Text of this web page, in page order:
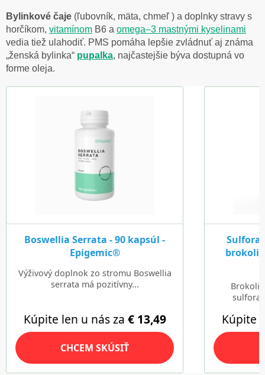
Bylinkové čaje (ľubovník, mäta, chmeľ ) a doplnky stravy s
horčíkom, vitamínom B6 a omega–3 mastnými kyselinami
vedia tiež ulahodiť. PMS pomáha lepšie zvládnuť aj známa
„ženská bylinka“ pupalka, najčastejšie býva dostupná vo
forme oleja.